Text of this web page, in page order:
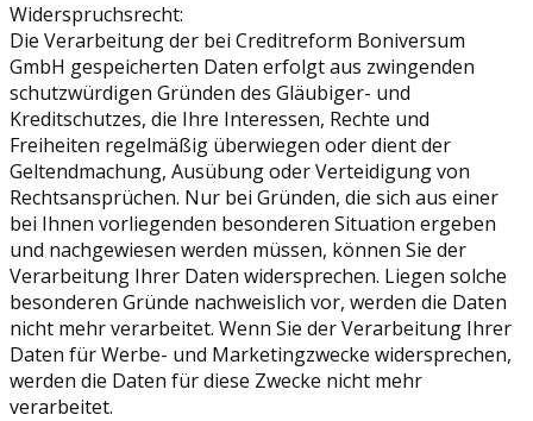
Widerspruchsrecht:
Die Verarbeitung der bei Creditreform Boniversum
GmbH gespeicherten Daten erfolgt aus zwingenden
schutzwürdigen Gründen des Gläubiger- und
Kreditschutzes, die Ihre Interessen, Rechte und
Freiheiten regelmäßig überwiegen oder dient der
Geltendmachung, Ausübung oder Verteidigung von
Rechtsansprüchen. Nur bei Gründen, die sich aus einer
bei Ihnen vorliegenden besonderen Situation ergeben
und nachgewiesen werden müssen, können Sie der
Verarbeitung Ihrer Daten widersprechen. Liegen solche
besonderen Gründe nachweislich vor, werden die Daten
nicht mehr verarbeitet. Wenn Sie der Verarbeitung Ihrer
Daten für Werbe- und Marketingzwecke widersprechen,
werden die Daten für diese Zwecke nicht mehr
verarbeitet.